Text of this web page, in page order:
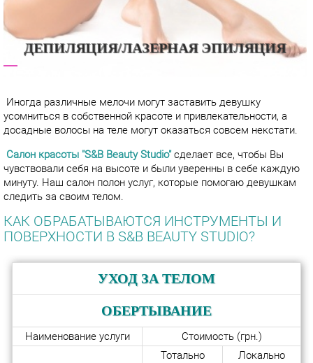
ДЕПИЛЯЦИЯ/ЛАЗЕРНАЯ ЭПИЛЯЦИЯ
Иногда различные мелочи могут заставить девушку
усомниться в собственной красоте и привлекательности, а
досадные волосы на теле могут оказаться совсем некстати.
Салон красоты "S&B Beauty Studio" сделает все, чтобы Вы
чувствовали себя на высоте и были уверенны в себе каждую
минуту. Наш салон полон услуг, которые помогаю девушкам
следить за своим телом.
КАК ОБРАБАТЫВАЮТСЯ ИНСТРУМЕНТЫ И
ПОВЕРХНОСТИ В S&B BEAUTY STUDIO?
УХОД ЗА ТЕЛОМ
ОБЕРТЫВАНИЕ
Наименование услуги
Стоимость (грн.)
Тотально
Локально